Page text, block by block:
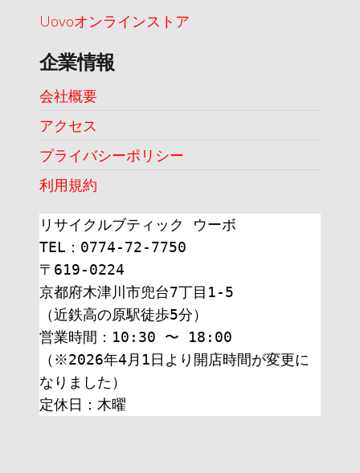
Uovoオンラインストア
企業情報
会社概要
アクセス
プライバシーポリシー
利用規約
リサイクルブティック ウーボ
TEL：0774-72-7750
〒619-0224
京都府木津川市兜台7丁目1-5
（近鉄高の原駅徒歩5分）
営業時間：10:30 〜 18:00
（※2026年4月1日より開店時間が変更に
なりました）
定休日：木曜